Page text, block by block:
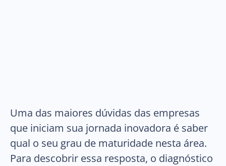
Uma das maiores dúvidas das empresas
que iniciam sua jornada inovadora é saber
qual o seu grau de maturidade nesta área.
Para descobrir essa resposta, o diagnóstico